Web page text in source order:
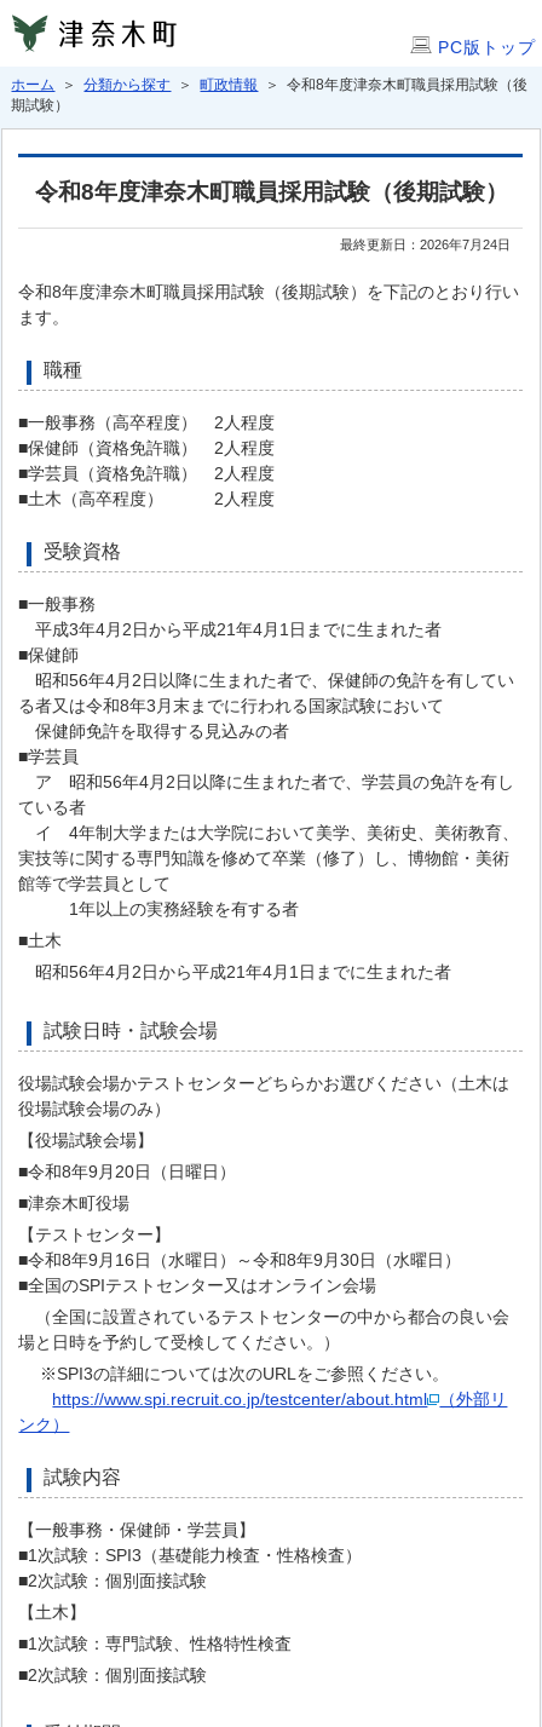
PC版トップ
ホーム ＞分類から探す ＞町政情報
＞ 令和8年度津奈木町職員採用試験（後
期試験）
令和8年度津奈木町職員採用試験（後期試験）
最終更新日：2026年7月24日
令和8年度津奈木町職員採用試験（後期試験）を下記のとおり行い
ます。
職種
■一般事務（高卒程度） 2人程度
■保健師（資格免許職） 2人程度
■学芸員（資格免許職） 2人程度
■土木（高卒程度） 2人程度
受験資格
■一般事務
平成3年4月2日から平成21年4月1日までに生まれた者
■保健師
昭和56年4月2日以降に生まれた者で、保健師の免許を有してい
る者又は令和8年3月末までに行われる国家試験において
保健師免許を取得する見込みの者
■学芸員
ア 昭和56年4月2日以降に生まれた者で、学芸員の免許を有し
ている者
イ 4年制大学または大学院において美学、美術史、美術教育、
実技等に関する専門知識を修めて卒業（修了）し、博物館・美術
館等で学芸員として
1年以上の実務経験を有する者
■土木
昭和56年4月2日から平成21年4月1日までに生まれた者
試験日時・試験会場
役場試験会場かテストセンターどちらかお選びください（土木は
役場試験会場のみ）
【役場試験会場】
■令和8年9月20日（日曜日）
■津奈木町役場
【テストセンター】
■令和8年9月16日（水曜日）～令和8年9月30日（水曜日）
■全国のSPIテストセンター又はオンライン会場
（全国に設置されているテストセンターの中から都合の良い会
場と日時を予約して受検してください。）
※SPI3の詳細については次のURLをご参照ください。
https://www.spi.recruit.co.jp/testcenter/about.html
（外部リ
ンク）
試験内容
【一般事務・保健師・学芸員】
■1次試験：SPI3（基礎能力検査・性格検査）
■2次試験：個別面接試験
【土木】
■1次試験：専門試験、性格特性検査
■2次試験：個別面接試験